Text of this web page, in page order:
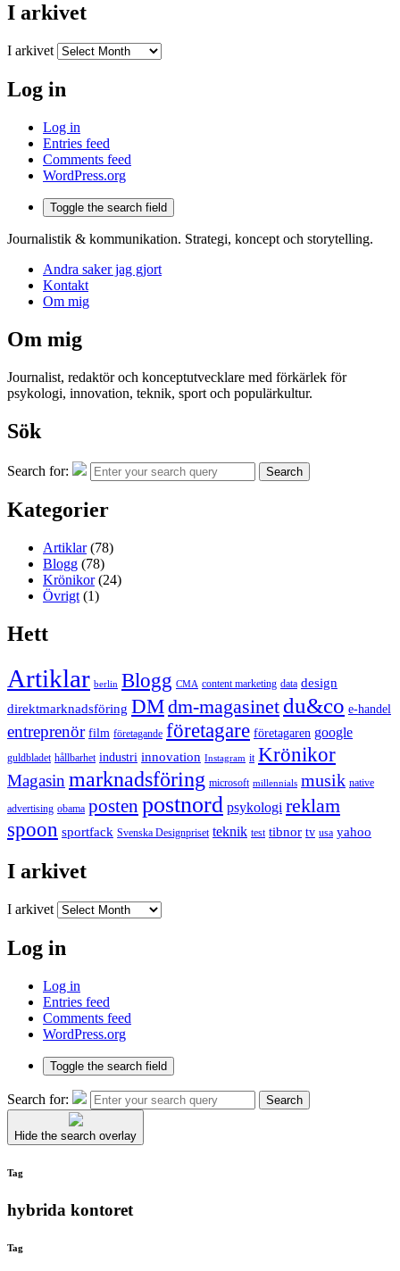
I arkivet
I arkivet
Log in
Log in
Entries feed
Comments feed
WordPress.org
Toggle the search field
Journalistik & kommunikation. Strategi, koncept och storytelling.
Andra saker jag gjort
Kontakt
Om mig
Om mig
Journalist, redaktör och konceptutvecklare med förkärlek för
psykologi, innovation, teknik, sport och populärkultur.
Sök
Search for: Search
Kategorier
Artiklar(78)
Blogg (78)
Krönikor(24)
Övrigt (1)
Hett
Artiklar berlin Blogg CMA content marketing data design
direktmarknadsföring DMdm-magasinet du&co e-handel
entreprenör film företagande företagare företagaren google
guldbladet hållbarhet industri innovation Instagram it Krönikor
Magasin marknadsföring microsoft millennials musik native
advertising obama posten postnord psykologi reklam
spoon sportfack Svenska Designpriset teknik test tibnor tv usa yahoo
I arkivet
I arkivet
Log in
Log in
Entries feed
Comments feed
WordPress.org
Toggle the search field
Search for: Search
Hide the search overlay
Tag
hybrida kontoret
Tag